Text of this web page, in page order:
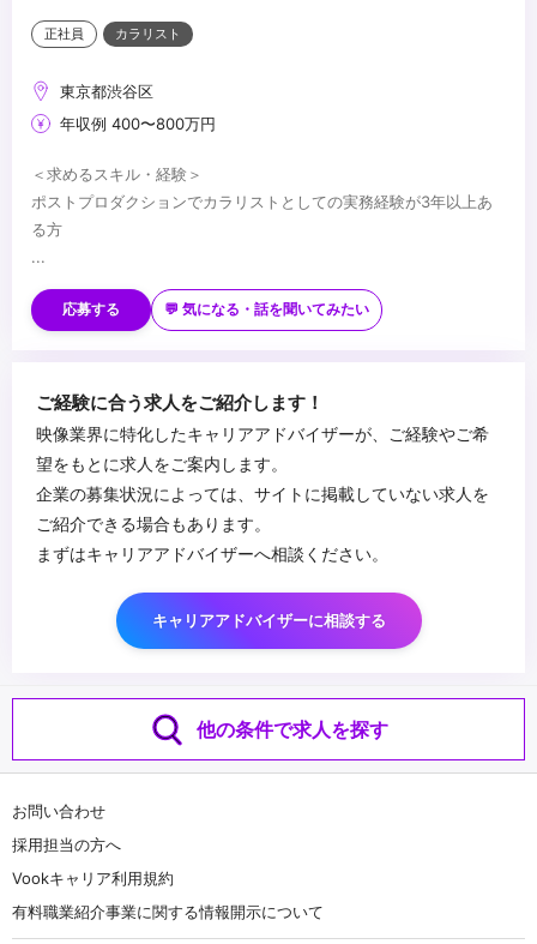
正社員 カラリスト
東京都渋谷区
年収例 400〜800万円
＜求めるスキル・経験＞
ポストプロダクションでカラリストとしての実務経験が3年以上あ
る方
...
応募する 💬 気になる・話を聞いてみたい
ご経験に合う求人をご紹介します！
映像業界に特化したキャリアアドバイザーが、ご経験やご希
望をもとに求人をご案内します。
企業の募集状況によっては、サイトに掲載していない求人を
ご紹介できる場合もあります。
まずはキャリアアドバイザーへ相談ください。
キャリアアドバイザーに相談する
他の条件で求人を探す
お問い合わせ
採用担当の方へ
Vookキャリア利用規約
有料職業紹介事業に関する情報開示について